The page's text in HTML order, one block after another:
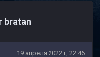
bratan
19 апреля 2022 г, 22:46